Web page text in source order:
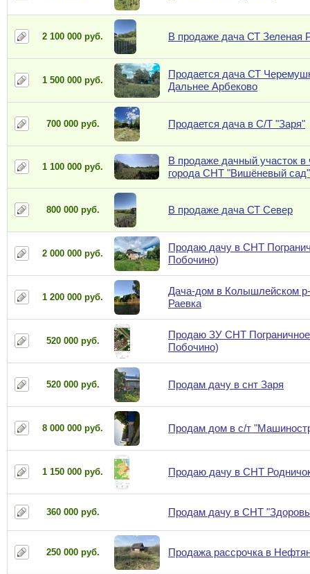
2 100 000 руб. В продаже дача СТ Зеленая
1 500 000 руб.
Продается дача СТ
Дальнее Арбеково
700 000 руб. Продается дача в С/Т "Заря"
1 100 000 руб.
В продаже дачный участок в
города CHT "Вишёневый сад"
800 000 руб. В продаже дача СТ Север
2 000 000 руб.
Продаю дачу в СНТ
Побочино)
1 200 000 руб.
Дача-дом в Колышлейском
Раевка
520 000 руб.
Продаю ЗУ СНТ
Побочино)
520 000 руб. Продам дачу в снт Заря
8 000 000 руб. Продам дом в с/т
1 150 000 руб. Продаю дачу в СНТ
360 000 руб. Продам дачу в СНТ
250 000 руб. Продажа рассрочка в